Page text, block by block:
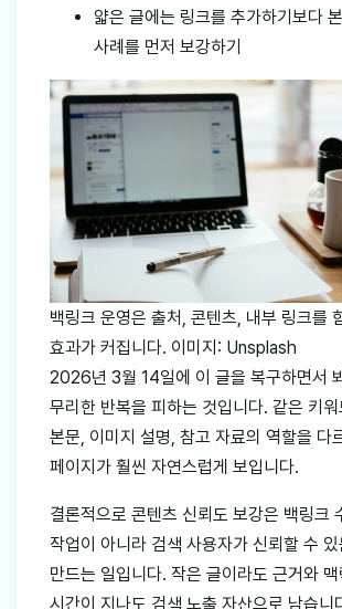
얇은 글에는 링크를 추가하기보다
사례를 먼저 보강하기
백링크 운영은 출처, 콘텐츠, 내부 링크를
효과가 커집니다. 이미지: Unsplash
2026년 3월 14일에 이 글을 복구하면서
무리한 반복을 피하는 것입니다. 같은 키
본문, 이미지 설명, 참고 자료의 역할을 다
페이지가 훨씬 자연스럽게 보입니다.
결론적으로 콘텐츠 신뢰도 보강은 백링크
작업이 아니라 검색 사용자가 신뢰할 수
만드는 일입니다. 작은 글이라도 근거와
시간이 지나도 검색 노출 자산으로 남습니